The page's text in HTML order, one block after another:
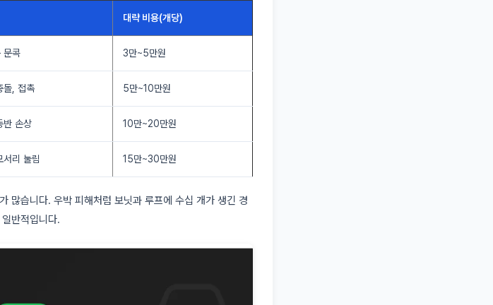
대략 비용(개당)
문콕 3만~5만원
돌, 접촉 5만~10만원
반 손상 10만~20만원
서리 눌림 15만~30만원
많습니다. 우박 피해처럼 보닛과 루프에 수십 개가 생긴 경
반적입니다.